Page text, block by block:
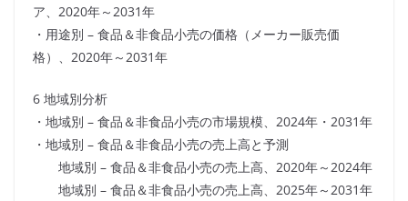
ア、2020年～2031年
・用途別 – 食品＆非食品小売の価格（メーカー販売価
格）、2020年～2031年
6 地域別分析
・地域別 – 食品＆非食品小売の市場規模、2024年・2031年
・地域別 – 食品＆非食品小売の売上高と予測
地域別 – 食品＆非食品小売の売上高、2020年～2024年
地域別 – 食品＆非食品小売の売上高、2025年～2031年